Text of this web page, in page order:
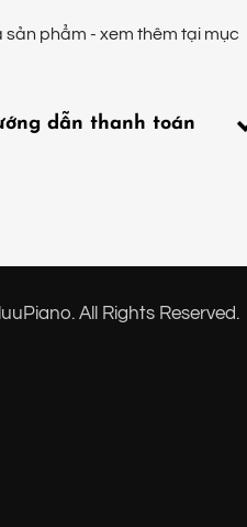
sản phẩm - xem thêm tại mục
dẫn thanh toán
All Rights Reserved.